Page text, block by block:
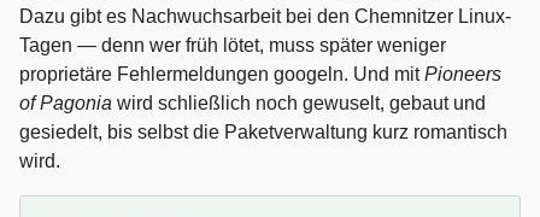
Dazu gibt es Nachwuchsarbeit bei den Chemnitzer Linux-
Tagen — denn wer früh lötet, muss später weniger
proprietäre Fehlermeldungen googeln. Und mitPioneers
of Pagonia wird schließlich noch gewuselt, gebaut und
gesiedelt, bis selbst die Paketverwaltung kurz romantisch
wird.